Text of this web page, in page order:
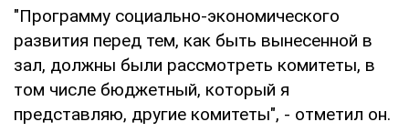
"Программу социально-экономического
развития перед тем, как быть вынесенной в
зал, должны были рассмотреть комитеты, в
том числе бюджетный, который я
представляю, другие комитеты", - отметил он.